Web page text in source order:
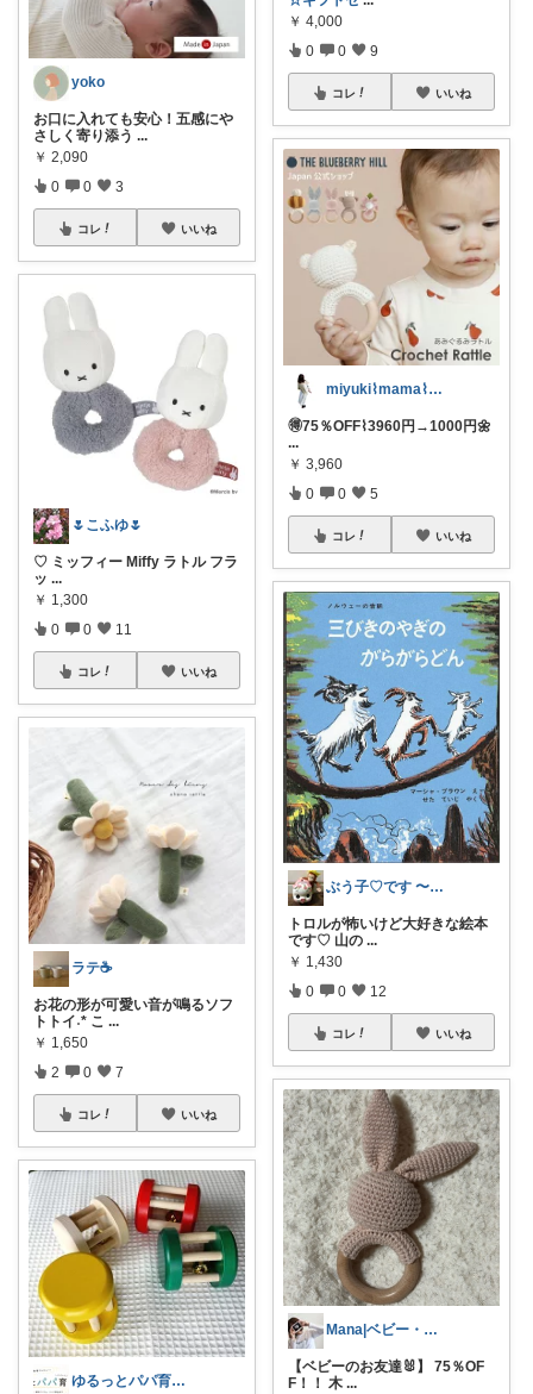
yoko
お口に入れても安心！五感にや
さしく寄り添う ...
￥ 2,090
0 0 3
コレ いいね
🌷こふゆ🌷
♡ ミッフィー Miffy ラトル フラ
ッ ...
￥ 1,300
0 0 11
コレ いいね
ラテ☕️
お花の形が可愛い音が鳴るソフ
トトイ˖* こ ...
￥ 1,650
2 0 7
コレ いいね
ゆるっとパパ育（パパいく）
￥ 4,000
0 0 9
コレ いいね
miyuki⌇mama⌇注文住宅計画中
🉐75％OFF⌇3960円→1000円🌼
...
￥ 3,960
0 0 5
コレ いいね
ぶう子♡です 〜感謝です〜
トロルが怖いけど大好きな絵本
です♡ 山の ...
￥ 1,430
0 0 12
コレ いいね
Mana|ベビー・子育て・家事楽グッズ
【ベビーのお友達🐰】 75％OF
F！！ 木 ...